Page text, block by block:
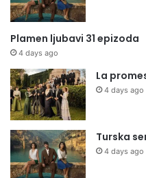
Plamen ljubavi 31 epizoda
4 days ago
La
4 days ago
Turska
4 days ago